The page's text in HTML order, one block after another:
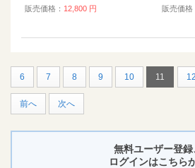
販売価格： 12,800 円
販売価格
6 7 8 9 10 11 12
前へ 次へ
無料ユーザー登録
ログインはこちら